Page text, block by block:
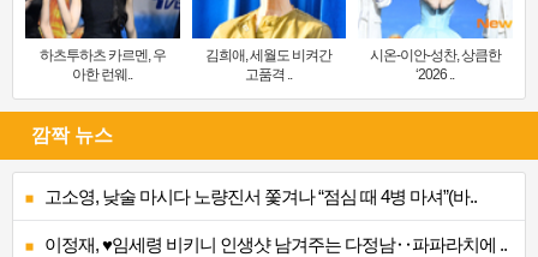
하츠투하츠 카르멘, 우
아한 런웨..
김희애, 세월도 비켜간
고품격 ..
시온-이안-성찬, 상큼한
‘2026 ..
깜짝 뉴스
고소영, 낮술 마시다 노량진서 쫓겨나 “점심 때 4병 마셔”(바..
이정재, ♥임세령 비키니 인생샷 남겨주는 다정남‥파파라치에 ..